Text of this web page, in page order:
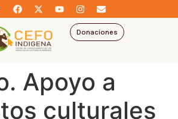
Donaciones
Apoyo a
culturales